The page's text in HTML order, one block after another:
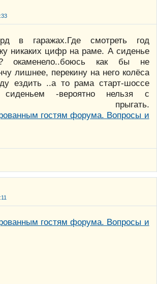
в гаражах.Где смотреть год
никаких цифр на раме. А сиденье
окаменело..боюсь как бы не
лишнее, перекину на него колёса
ездить ..а то рама старт-шоссе
-вероятно нельзя с
прыгать.